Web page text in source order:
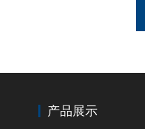
产品展示